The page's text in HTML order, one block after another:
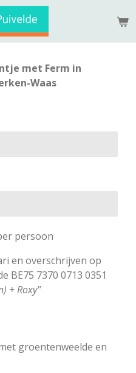
met Ferm in
Waas
persoon
en overschrijven op
BE75 7370 0713 0351
+ Roxy"
groentenweelde en